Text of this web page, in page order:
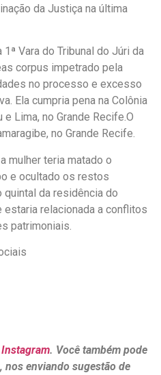
da Justiça na última
Vara do Tribunal do Júri da
corpus impetrado pela
no processo e excesso
Ela cumpria pena na Colônia
Lima, no Grande Recife.O
no Grande Recife.
mulher teria matado o
e ocultado os restos
quintal da residência do
estaria relacionada a conflitos
patrimoniais.
Instagram. Você também pode
nos enviando sugestão de